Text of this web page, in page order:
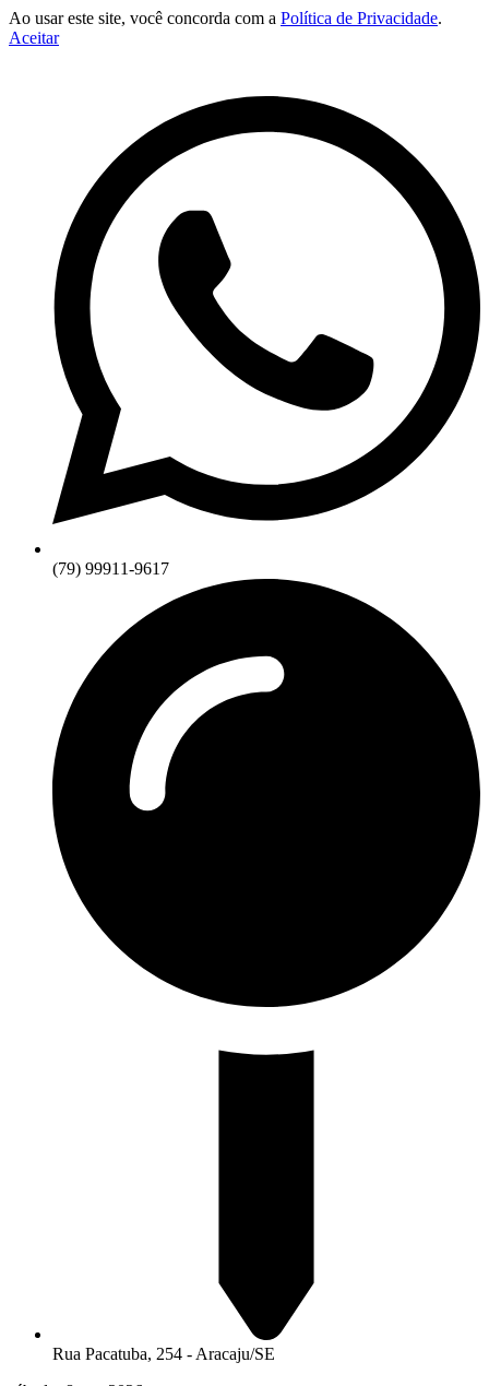
Ao usar este site, você concorda com a Política de Privacidade.
Aceitar
(79) 99911-9617
Rua Pacatuba, 254 - Aracaju/SE